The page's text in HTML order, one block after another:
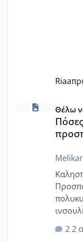
Riaa
Πόσες είμαστε
Θέλω
κιλά
δεν χάνω
2